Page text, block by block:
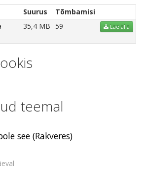
Suurus
Tõmbamisi
35,4 MB 59 Lae alla
teemal
see (Rakveres)